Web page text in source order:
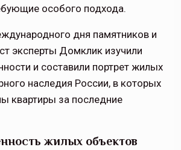
особого подхода.
дня памятников и
эксперты Домклик изучили
и составили портрет жилых
наследия России, в которых
квартиры за последние
жилых объектов